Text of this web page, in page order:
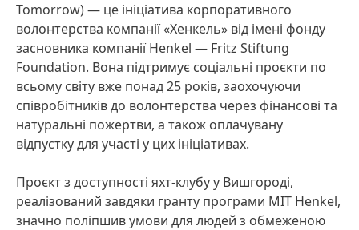
Tomorrow) — це ініціатива корпоративного
волонтерства компанії «Хенкель» від імені фонду
засновника компанії Henkel — Fritz Stiftung
Foundation. Вона підтримує соціальні проєкти по
всьому світу вже понад 25 років, заохочуючи
співробітників до волонтерства через фінансові та
натуральні пожертви, а також оплачувану
відпустку для участі у цих ініціативах.
Проєкт з доступності яхт-клубу у Вишгороді,
реалізований завдяки гранту програми MIT Henkel,
значно поліпшив умови для людей з обмеженою